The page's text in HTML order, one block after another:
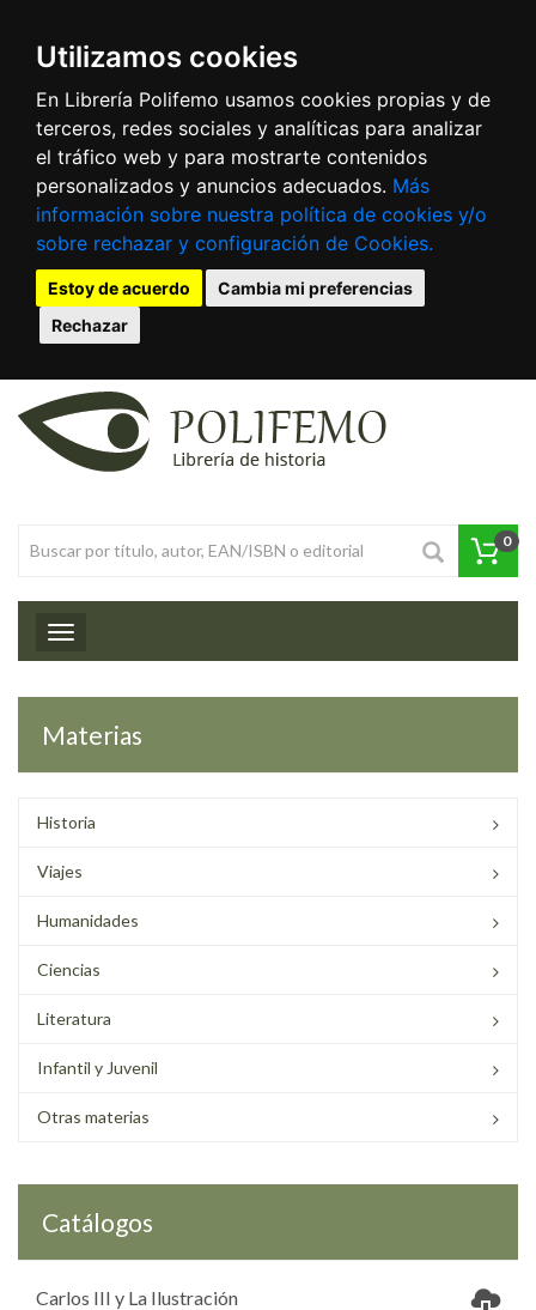
Utilizamos cookies
En Librería Polifemo usamos cookies propias y de
terceros, redes sociales y analíticas para analizar
el tráfico web y para mostrarte contenidos
personalizados y anuncios adecuados. Más
información sobre nuestra política de cookies y/o
sobre rechazar y configuración de Cookies.
Estoy de acuerdo
Cambia mi preferencias
Rechazar
0
Toggle navigation
Materias
Historia
Viajes
Humanidades
Ciencias
Literatura
Infantil y Juvenil
Otras materias
Catálogos
Carlos III y La Ilustración